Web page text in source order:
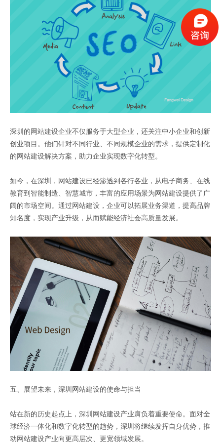
深圳的网站建设企业不仅服务于大型企业，还关注中小企业和创新
创业项目。他们针对不同行业、不同规模企业的需求，提供定制化
的网站建设解决方案，助力企业实现数字化转型。
如今，在深圳，网站建设已经渗透到各行各业，从电子商务、在线
教育到智能制造、智慧城市，丰富的应用场景为网站建设提供了广
阔的市场空间。通过网站建设，企业可以拓展业务渠道，提高品牌
知名度，实现产业升级，从而赋能经济社会高质量发展。
五、展望未来，深圳网站建设的使命与担当
站在新的历史起点上，深圳网站建设产业肩负着重要使命。面对全
球经济一体化和数字化转型的趋势，深圳将继续发挥自身优势，推
动网站建设产业向更高层次、更宽领域发展。